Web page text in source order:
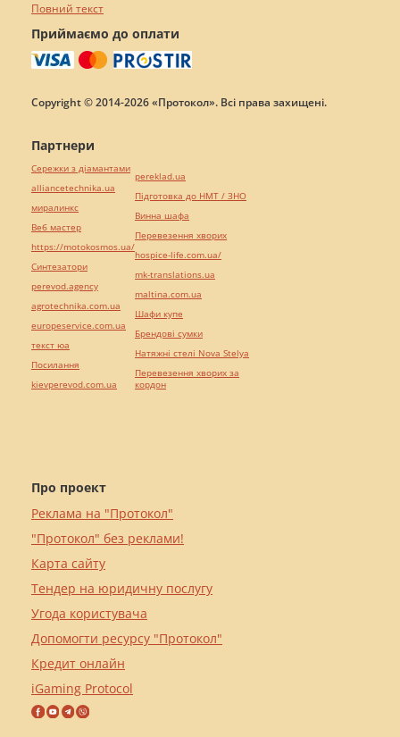
Повний текст
Приймаємо до оплати
Copyright © 2014-2026 «Протокол». Всі права захищені.
Про проект
Реклама на "Протокол"
"Протокол" без реклами!
Карта сайту
Тендер на юридичну послугу
Угода користувача
Допомогти ресурсу "Протокол"
Кредит онлайн
iGaming Protocol
Партнери
Сережки з діамантами
alliancetechnika.ua
миралинкс
Веб мастер
https://motokosmos.ua/
Синтезатори
perevod.agency
agrotechnika.com.ua
europeservice.com.ua
текст юа
Посилання
kievperevod.com.ua
pereklad.ua
Підготовка до НМТ / ЗНО
Винна шафа
Перевезення хворих
hospice-life.com.ua/
mk-translations.ua
maltina.com.ua
Шафи купе
Брендові сумки
Натяжні стелі Nova Stelya
Перевезення хворих за
кордон